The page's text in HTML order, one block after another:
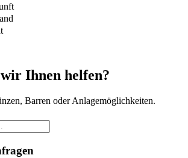
Ihnen helfen?
Barren oder Anlagemöglichkeiten.